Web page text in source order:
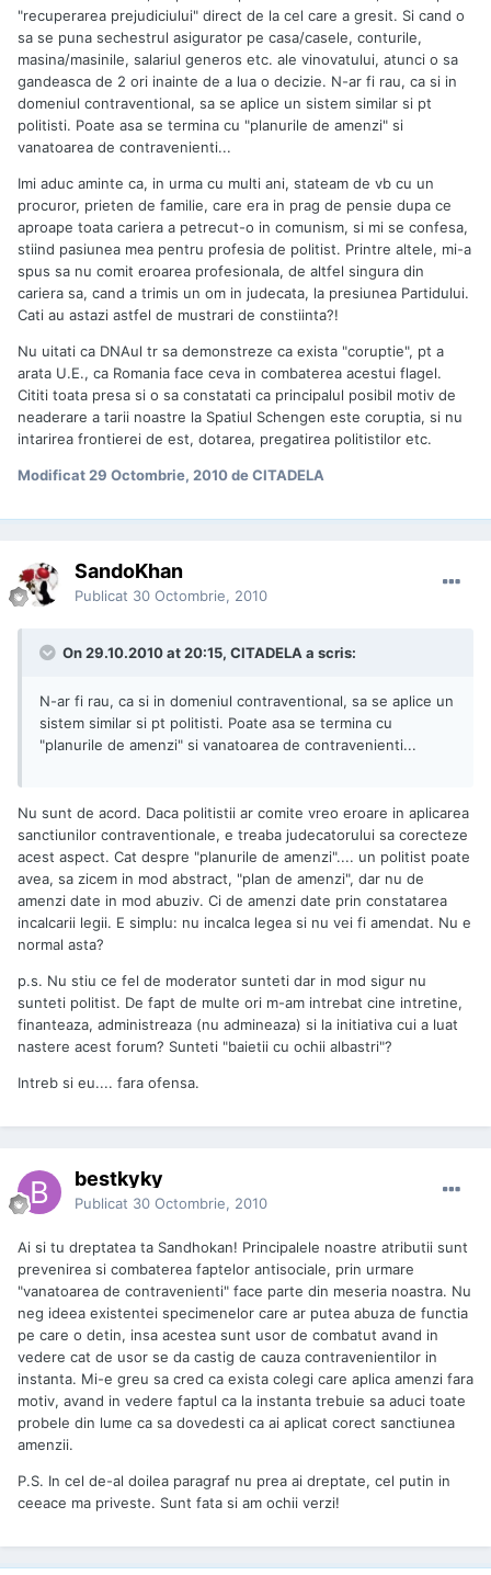
"recuperarea prejudiciului" direct de la cel care a gresit. Si cand o
sa se puna sechestrul asigurator pe casa/casele, conturile,
masina/masinile, salariul generos etc. ale vinovatului, atunci o sa
gandeasca de 2 ori inainte de a lua o decizie. N-ar fi rau, ca si in
domeniul contraventional, sa se aplice un sistem similar si pt
politisti. Poate asa se termina cu "planurile de amenzi" si
vanatoarea de contravenienti...
Imi aduc aminte ca, in urma cu multi ani, stateam de vb cu un
procuror, prieten de familie, care era in prag de pensie dupa ce
aproape toata cariera a petrecut-o in comunism, si mi se confesa,
stiind pasiunea mea pentru profesia de politist. Printre altele, mi-a
spus sa nu comit eroarea profesionala, de altfel singura din
cariera sa, cand a trimis un om in judecata, la presiunea Partidului.
Cati au astazi astfel de mustrari de constiinta?!
Nu uitati ca DNAul tr sa demonstreze ca exista "coruptie", pt a
arata U.E., ca Romania face ceva in combaterea acestui flagel.
Cititi toata presa si o sa constatati ca principalul posibil motiv de
neaderare a tarii noastre la Spatiul Schengen este coruptia, si nu
intarirea frontierei de est, dotarea, pregatirea politistilor etc.
Modificat 29 Octombrie, 2010de CITADELA
SandoKhan
Publicat 30 Octombrie, 2010
On 29.10.2010 at 20:15, CITADELA a scris:
N-ar fi rau, ca si in domeniul contraventional, sa se aplice un
sistem similar si pt politisti. Poate asa se termina cu
"planurile de amenzi" si vanatoarea de contravenienti...
Nu sunt de acord. Daca politistii ar comite vreo eroare in aplicarea
sanctiunilor contraventionale, e treaba judecatorului sa corecteze
acest aspect. Cat despre "planurile de amenzi".... un politist poate
avea, sa zicem in mod abstract, "plan de amenzi", dar nu de
amenzi date in mod abuziv. Ci de amenzi date prin constatarea
incalcarii legii. E simplu: nu incalca legea si nu vei fi amendat. Nu e
normal asta?
p.s. Nu stiu ce fel de moderator sunteti dar in mod sigur nu
sunteti politist. De fapt de multe ori m-am intrebat cine intretine,
finanteaza, administreaza (nu admineaza) si la initiativa cui a luat
nastere acest forum? Sunteti "baietii cu ochii albastri"?
Intreb si eu.... fara ofensa.
bestkyky
Publicat 30 Octombrie, 2010
Ai si tu dreptatea ta Sandhokan! Principalele noastre atributii sunt
prevenirea si combaterea faptelor antisociale, prin urmare
"vanatoarea de contravenienti" face parte din meseria noastra. Nu
neg ideea existentei specimenelor care ar putea abuza de functia
pe care o detin, insa acestea sunt usor de combatut avand in
vedere cat de usor se da castig de cauza contravenientilor in
instanta. Mi-e greu sa cred ca exista colegi care aplica amenzi fara
motiv, avand in vedere faptul ca la instanta trebuie sa aduci toate
probele din lume ca sa dovedesti ca ai aplicat corect sanctiunea
amenzii.
P.S. In cel de-al doilea paragraf nu prea ai dreptate, cel putin in
ceeace ma priveste. Sunt fata si am ochii verzi!